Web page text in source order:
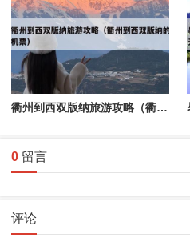
衢州到西双版纳旅游攻略（衢州到西双版纳的机票）
0 留言
评论